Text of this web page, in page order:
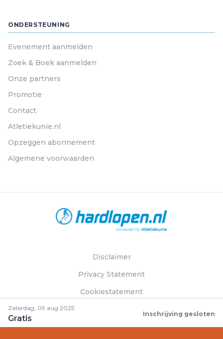
Zaterdag, 09 aug 2025
Gratis Inschrijving gesloten
ONDERSTEUNING
Evenement aanmelden
Zoek & Boek aanmelden
Onze partners
Promotie
Contact
Atletiekunie.nl
Opzeggen abonnement
Algemene voorwaarden
Disclaimer
Privacy Statement
Cookiestatement
© Hardlopen.nl 2026. Alle rechten voorbehouden.